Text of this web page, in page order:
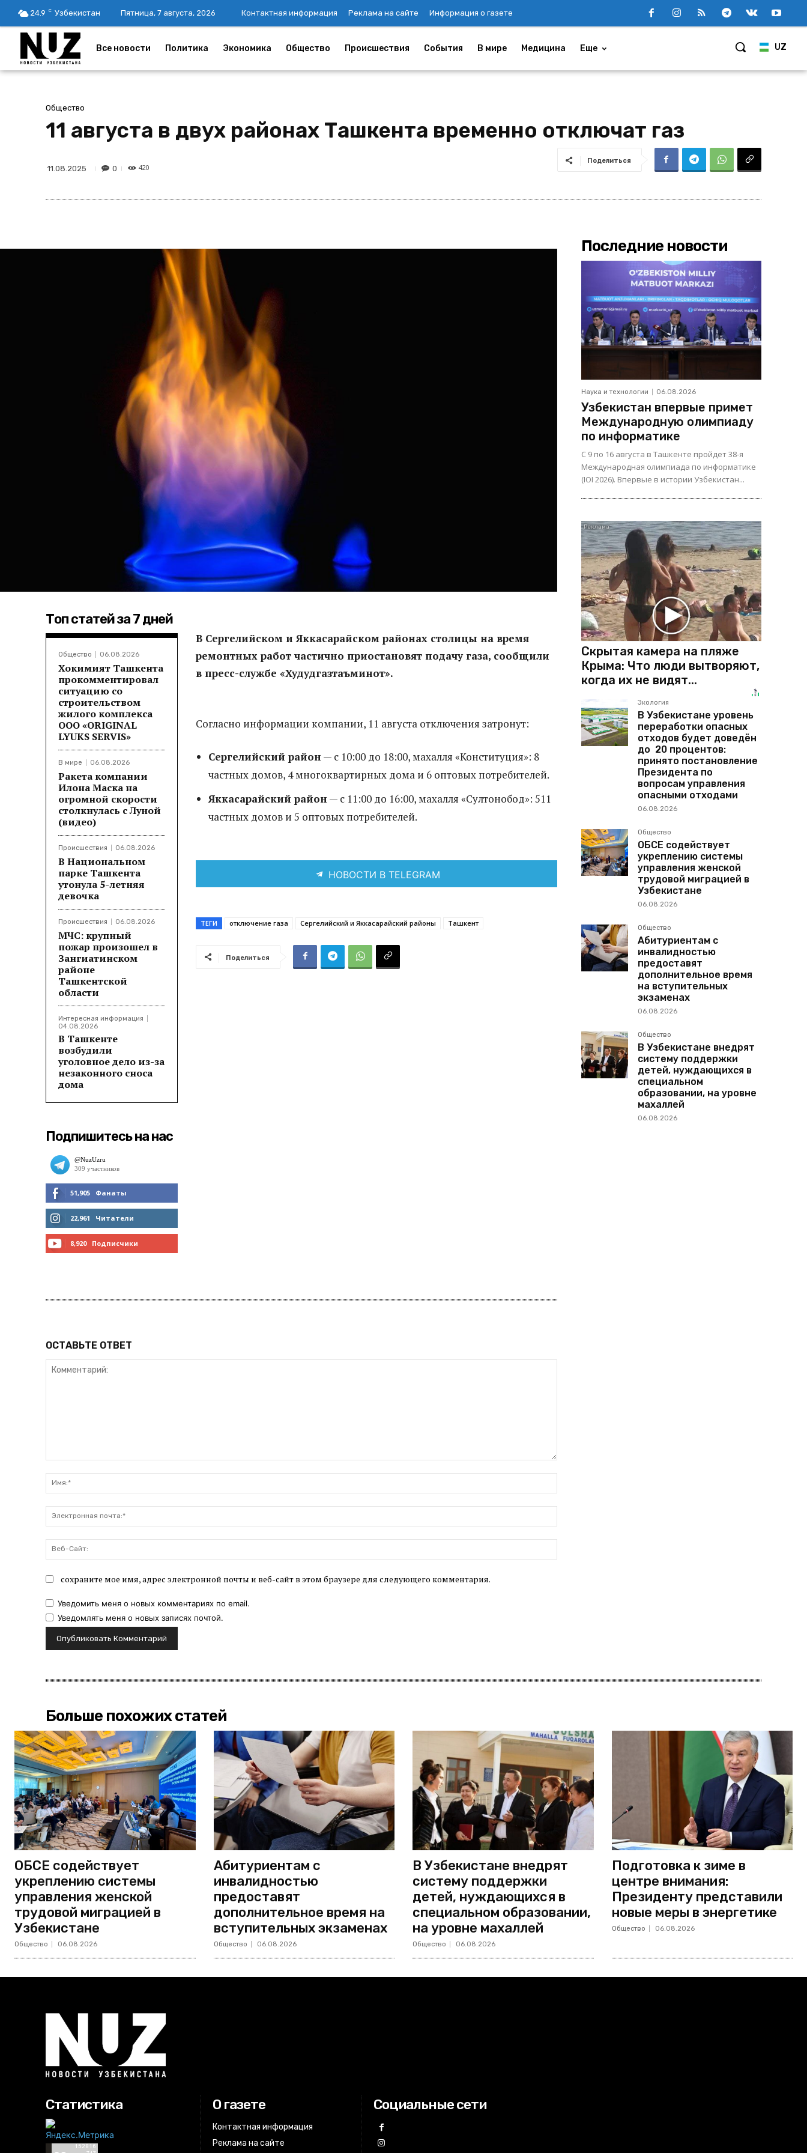
24.9 C Узбекистан Пятница, 7 августа, 2026 Контактная информация Реклама на сайте Информация о газете
UZ
Все новости Политика Экономика Общество Происшествия События В мире Медицина Еще
Общество
11 августа в двух районах Ташкента временно отключат газ
11.08.2025 0 420
Поделиться
Топ статей за 7 дней
Общество 06.08.2026
Хокимият Ташкента
прокомментировал
ситуацию со
строительством
жилого комплекса
ООО «ORIGINAL
LYUKS SERVIS»
В мире 06.08.2026
Ракета компании
Илона Маска на
огромной скорости
столкнулась с Луной
(видео)
Происшествия 06.08.2026
В Национальном
парке Ташкента
утонула 5-летняя
девочка
Происшествия 06.08.2026
МЧС: крупный
пожар произошел в
Зангиатинском
районе
Ташкентской
области
Интересная информация
04.08.2026
В Ташкенте
возбудили
уголовное дело из-за
незаконного сноса
дома
Подпишитесь на нас
51,905 Фанаты
МНЕ НРАВИТСЯ
22,961 Читатели
8,920 Подписчики
В Сергелийском и Яккасарайском районах столицы на время
ремонтных работ частично приостановят подачу газа, сообщили
в пресс-службе «Худудгазтаъминот».
Согласно информации компании, 11 августа отключения затронут:
Сергелийский район — с 10:00 до 18:00, махалля «Конституция»: 8
частных домов, 4 многоквартирных дома и 6 оптовых потребителей.
Яккасарайский район — с 11:00 до 16:00, махалля «Султонобод»: 511
частных домов и 5 оптовых потребителей.
НОВОСТИ В TELEGRAM
ТЕГИ отключение газа Сергелийский и Яккасарайский районы Ташкент
Поделиться
ОСТАВЬТЕ ОТВЕТ
почта:*
Сайт:
сохраните мое имя, адрес электронной почты и веб-сайт в этом браузере для следующего комментария.
Уведомить меня о новых комментариях по email.
Уведомлять меня о новых записях почтой.
Последние новости
Наука и технологии 06.08.2026
Узбекистан впервые примет
Международную олимпиаду
по информатике
С 9 по 16 августа в Ташкенте пройдет 38-я
Международная олимпиада по информатике
(IOI 2026). Впервые в истории Узбекистан...
Скрытая камера на пляже
Крыма: Что люди вытворяют,
когда их не видят...
Экология
В Узбекистане уровень
переработки опасных
отходов будет доведён
до 20 процентов:
принято постановление
Президента по
вопросам управления
опасными отходами
06.08.2026
Общество
ОБСЕ содействует
укреплению системы
управления женской
трудовой миграцией в
Узбекистане
06.08.2026
Общество
Абитуриентам с
инвалидностью
предоставят
дополнительное время
на вступительных
экзаменах
06.08.2026
Общество
В Узбекистане внедрят
систему поддержки
детей, нуждающихся в
специальном
образовании, на уровне
махаллей
06.08.2026
Больше похожих статей
ОБСЕ содействует
укреплению системы
управления женской
трудовой миграцией в
Узбекистане
Общество 06.08.2026
Абитуриентам с
инвалидностью
предоставят
дополнительное время на
вступительных экзаменах
Общество 06.08.2026
В Узбекистане внедрят
систему поддержки
детей, нуждающихся в
специальном образовании,
на уровне махаллей
Общество 06.08.2026
Подготовка к зиме в
центре внимания:
Президенту представили
новые меры в энергетике
Общество 06.08.2026
Статистика О газете
Контактная информация
Реклама на сайте
Социальные сети